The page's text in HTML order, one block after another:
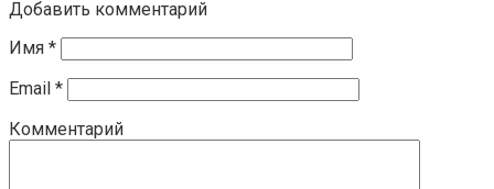
Добавить комментарий
Имя *
Email *
Комментарий